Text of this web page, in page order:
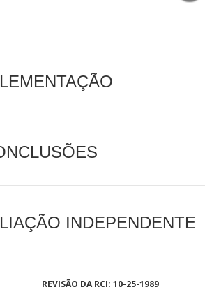
INDEPENDENTE
REVISÃO DA RCI: 10-25-1989